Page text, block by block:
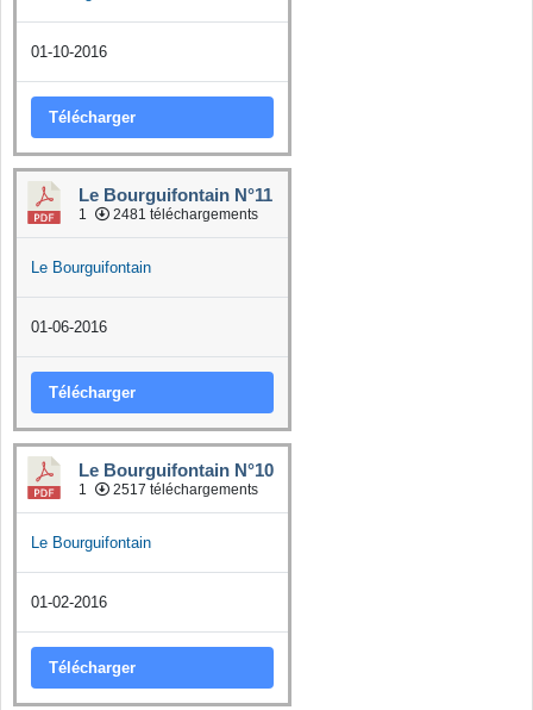
01-10-2016
Télécharger
Le Bourguifontain N°11
1 2481 téléchargements
Le Bourguifontain
01-06-2016
Télécharger
Le Bourguifontain N°10
1 2517 téléchargements
Le Bourguifontain
01-02-2016
Télécharger